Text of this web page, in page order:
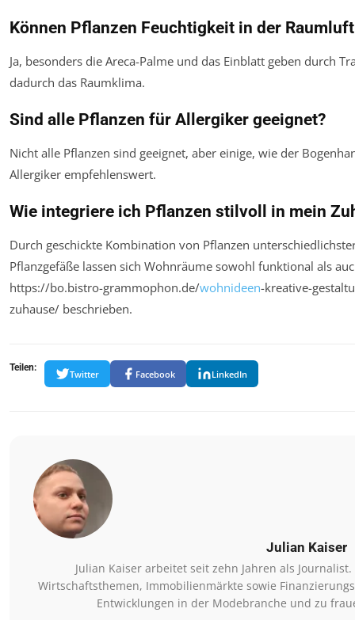
Können Pflanzen Feuchtigkeit in der
Ja, besonders die Areca-Palme und das Einblatt geben durch
dadurch das Raumklima.
Sind alle Pflanzen für Allergiker geeignet?
Nicht alle Pflanzen sind geeignet, aber einige, wie der
Allergiker empfehlenswert.
Wie integriere ich Pflanzen stilvoll in mein
Durch geschickte Kombination von Pflanzen
Pflanzgefäße lassen sich Wohnräume sowohl funktional als
https://bo.bistro-grammophon.de/wohnideen-kreative-
zuhause/ beschrieben.
Teilen:
Twitter Facebook LinkedIn
Julian Kaiser
Julian Kaiser arbeitet seit zehn Jahren als
Wirtschaftsthemen, Immobilienmärkte sowie
Entwicklungen in der Modebranche und zu